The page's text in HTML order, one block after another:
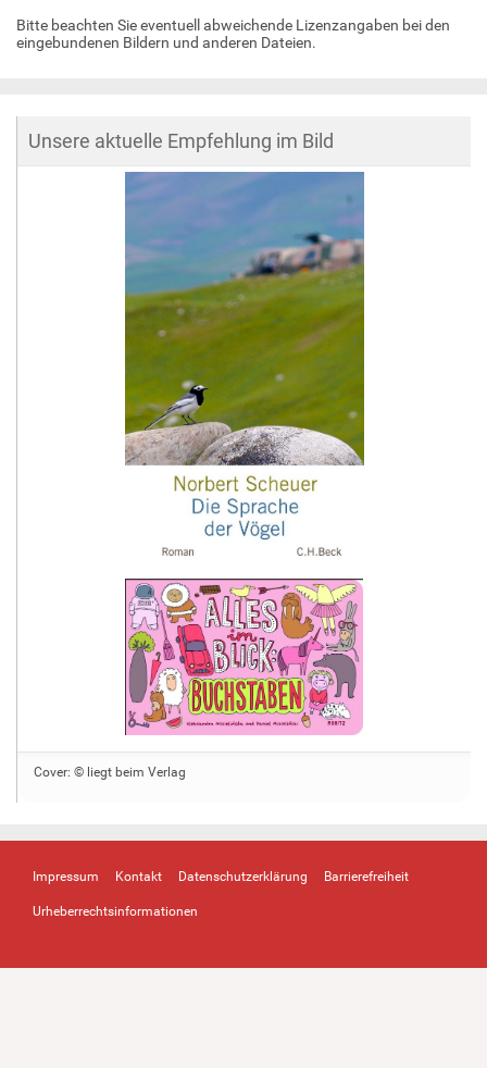
Bitte beachten Sie eventuell abweichende Lizenzangaben bei den
eingebundenen Bildern und anderen Dateien.
Unsere aktuelle Empfehlung im Bild
Cover: © liegt beim Verlag
Impressum Kontakt Datenschutzerklärung Barrierefreiheit
Urheberrechtsinformationen